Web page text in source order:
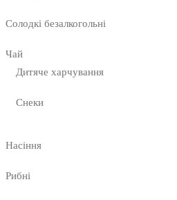
Солодкі безалкогольні
Чай
Дитяче харчування
Снеки
Насіння
Рибні